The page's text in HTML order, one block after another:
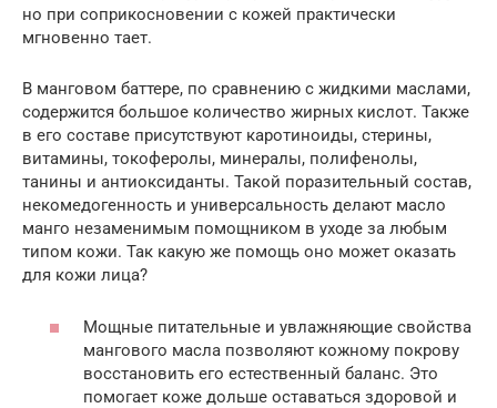
но при соприкосновении с кожей практически
мгновенно тает.
В манговом баттере, по сравнению с жидкими маслами,
содержится большое количество жирных кислот. Также
в его составе присутствуют каротиноиды, стерины,
витамины, токоферолы, минералы, полифенолы,
танины и антиоксиданты. Такой поразительный состав,
некомедогенность и универсальность делают масло
манго незаменимым помощником в уходе за любым
типом кожи. Так какую же помощь оно может оказать
для кожи лица?
Мощные питательные и увлажняющие свойства
мангового масла позволяют кожному покрову
восстановить его естественный баланс. Это
помогает коже дольше оставаться здоровой и